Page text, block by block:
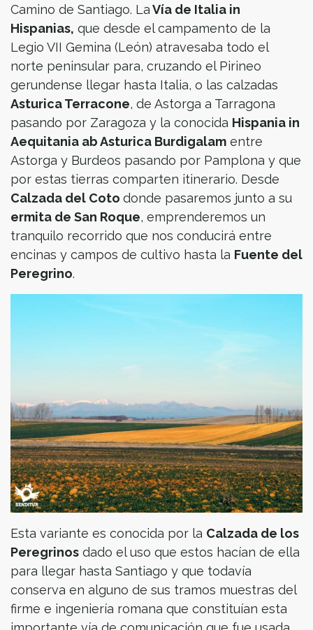
Camino de Santiago. LaVía de Italia in
Hispanias, que desde el campamento de la
Legio VII Gemina (León) atravesaba todo el
norte peninsular para, cruzando el Pirineo
gerundense llegar hasta Italia, o las calzadas
Asturica Terracone, de Astorga a Tarragona
pasando por Zaragoza y la conocida Hispania in
Aequitania ab Asturica Burdigalam entre
Astorga y Burdeos pasando por Pamplona y que
por estas tierras comparten itinerario. Desde
Calzada del Coto donde pasaremos junto a su
ermita de San Roque, emprenderemos un
tranquilo recorrido que nos conducirá entre
encinas y campos de cultivo hasta la Fuente del
Peregrino.
Esta variante es conocida por la Calzada de los
Peregrinos dado el uso que estos hacían de ella
para llegar hasta Santiago y que todavía
conserva en alguno de sus tramos muestras del
firme e ingeniería romana que constituían esta